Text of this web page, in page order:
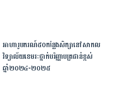
អាហារូបករណ៍៥០កន្លែងសិក្សានៅសាកល
វិទ្យាល័យខេមរៈថ្នាក់បរិញ្ញាបត្រជាន់ខ្ពស់
ឆ្នាំ២០២៤-២០២៥